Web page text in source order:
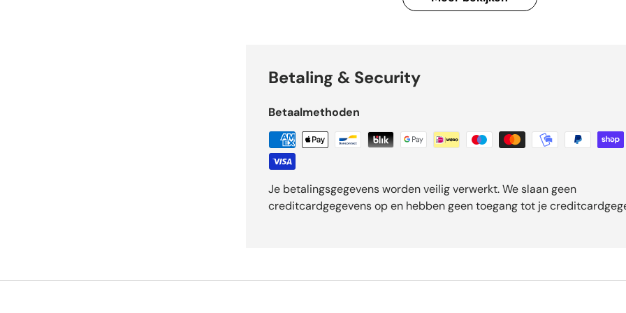
Betaling & Security
Betaalmethoden
Je betalingsgegevens worden veilig verwerkt. We slaan geen
creditcardgegevens op en hebben geen toegang tot je